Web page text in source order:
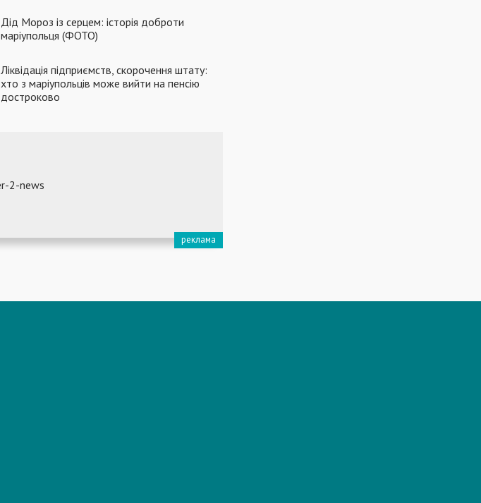
Дід Мороз із серцем: історія доброти
маріупольця (ФОТО)
Ліквідація підприємств, скорочення штату:
хто з маріупольців може вийти на пенсію
достроково